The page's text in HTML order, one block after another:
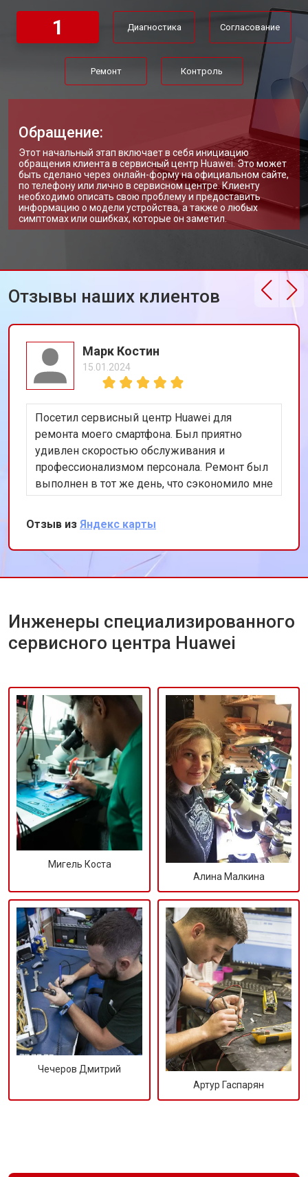
Ремонт цепи питания от 3500 ₽ Заказать
Замена USB порта от 2200 ₽ Заказать
Замена звуковой карты от 1700 ₽ Заказать
Заказать
Замена микрофона от 2600 ₽ Заказать
Замена оперативной памяти от 1100 ₽ Заказать
Прошивка BIOS ноутбука Huawei от 1500 ₽ Заказать
Замена северного моста от 3500 ₽ Заказать
1 Диагностика Согласование
Ремонт Контроль
Обращение:
Этот начальный этап включает в себя инициацию
обращения клиента в сервисный центр Huawei. Это может
быть сделано через онлайн-форму на официальном сайте,
по телефону или лично в сервисном центре. Клиенту
необходимо описать свою проблему и предоставить
информацию о модели устройства, а также о любых
симптомах или ошибках, которые он заметил.
Отзывы наших клиентов
Марк Костин
15.01.2024
Посетил сервисный центр Huawei для
ремонта моего смартфона. Был приятно
удивлен скоростью обслуживания и
профессионализмом персонала. Ремонт был
выполнен в тот же день, что сэкономило мне
много времени. Особенно порадовало
использование оригинальных запчастей,
благодаря чему телефон работает как новый.
Рекомендую этот сервис всем владельцам
техники Huawei.
Отзыв из Яндекс карты
Инженеры специализированного
сервисного центра Huawei
Мигель Коста
Алина Малкина
Чечеров Дмитрий
Артур Гаспарян